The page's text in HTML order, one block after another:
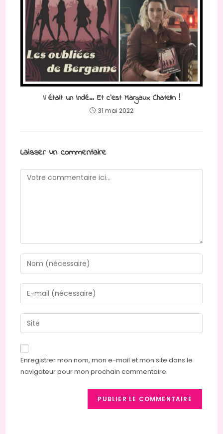
Il était un Indé… Et c’est Margaux Chatelin !
31 mai 2022
Laisser un commentaire
Enregistrer mon nom, mon e-mail et mon site dans le
navigateur pour mon prochain commentaire.